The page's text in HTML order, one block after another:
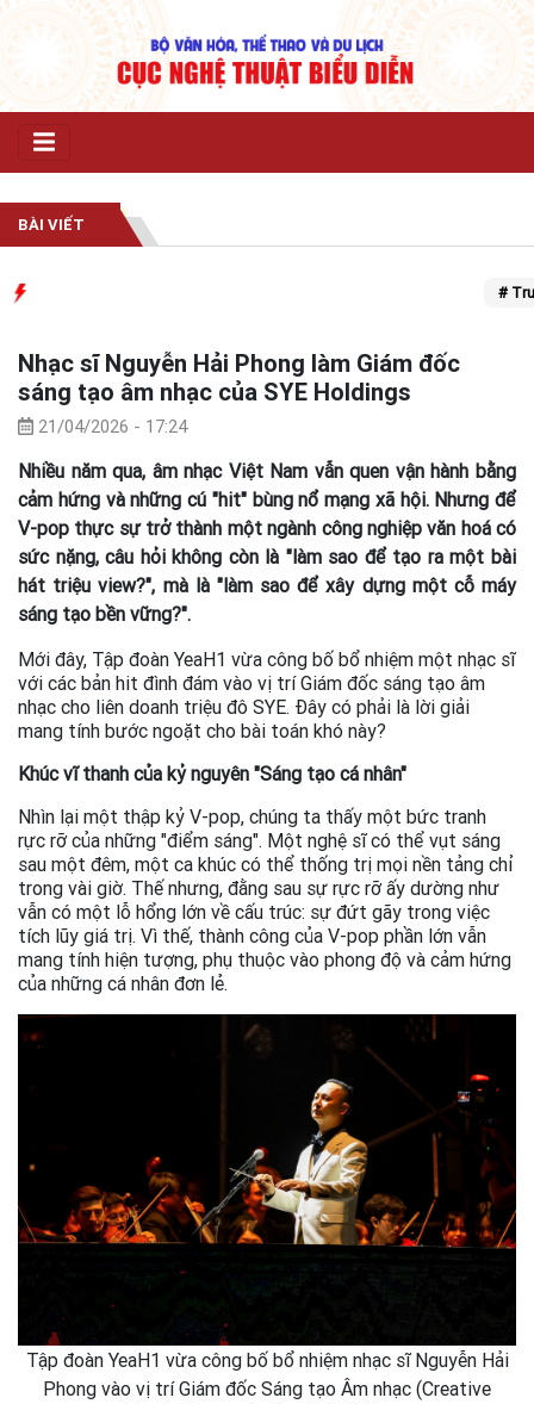
BÀI VIẾT
# Trung
Nhạc sĩ Nguyễn Hải Phong làm Giám đốc
sáng tạo âm nhạc của SYE Holdings
21/04/2026 - 17:24
Nhiều năm qua, âm nhạc Việt Nam vẫn quen vận hành bằng
cảm hứng và những cú "hit" bùng nổ mạng xã hội. Nhưng để
V-pop thực sự trở thành một ngành công nghiệp văn hoá có
sức nặng, câu hỏi không còn là "làm sao để tạo ra một bài
hát triệu view?", mà là "làm sao để xây dựng một cỗ máy
sáng tạo bền vững?".
Mới đây, Tập đoàn YeaH1 vừa công bố bổ nhiệm một nhạc sĩ
với các bản hit đình đám vào vị trí Giám đốc sáng tạo âm
nhạc cho liên doanh triệu đô SYE. Đây có phải là lời giải
mang tính bước ngoặt cho bài toán khó này?
Khúc vĩ thanh của kỷ nguyên "Sáng tạo cá nhân"
Nhìn lại một thập kỷ V-pop, chúng ta thấy một bức tranh
rực rỡ của những "điểm sáng". Một nghệ sĩ có thể vụt sáng
sau một đêm, một ca khúc có thể thống trị mọi nền tảng chỉ
trong vài giờ. Thế nhưng, đằng sau sự rực rỡ ấy dường như
vẫn có một lỗ hổng lớn về cấu trúc: sự đứt gãy trong việc
tích lũy giá trị. Vì thế, thành công của V-pop phần lớn vẫn
mang tính hiện tượng, phụ thuộc vào phong độ và cảm hứng
của những cá nhân đơn lẻ.
Tập đoàn YeaH1 vừa công bố bổ nhiệm nhạc sĩ Nguyễn Hải
Phong vào vị trí Giám đốc Sáng tạo Âm nhạc (Creative